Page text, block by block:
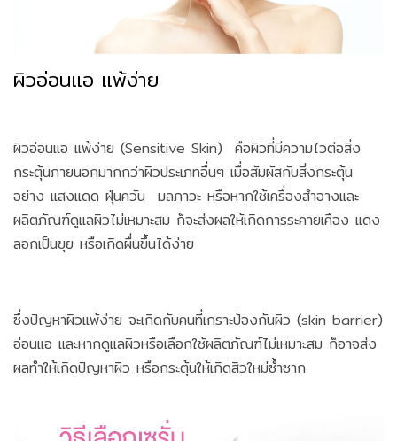
ผิวอ่อนแอ แพ้ง่าย
ผิวอ่อนแอ แพ้ง่าย (Sensitive Skin) คือผิวที่มีความไวต่อสิ่ง
กระตุ้นภายนอกมากกว่าผิวประเภทอื่นๆ เมื่อสัมผัสกับสิ่งกระตุ้น
อย่าง แสงแดด ฝุ่นควัน มลภาวะ หรือหากใช้เครื่องสำอางและ
ผลิตภัณฑ์ดูแลผิวไม่เหมาะสม ก็จะส่งผลให้เกิดการระคายเคือง แดง
ลอกเป็นขุย หรือเกิดผื่นขึ้นได้ง่าย
ซึ่งปัญหาผิวแพ้ง่าย จะเกิดกับคนที่เกราะป้องกันผิว (skin barrier)
อ่อนแอ และหากดูแลผิวหรือเลือกใช้ผลิตภัณฑ์ไม่เหมาะสม ก็อาจส่ง
ผลทำให้เกิดปัญหาผิว หรือกระตุ้นให้เกิดสิวใหม่ซ้ำซาก